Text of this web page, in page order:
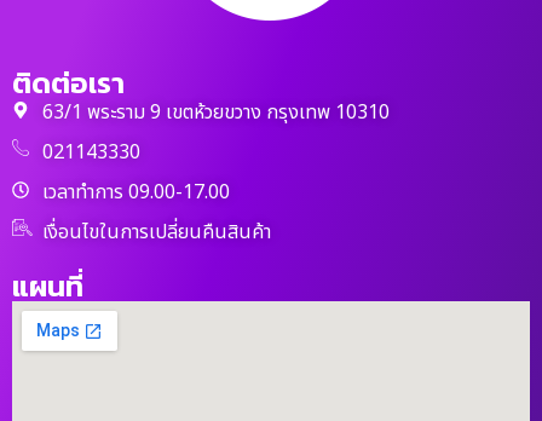
ติดต่อเรา
63/1 พระราม 9 เขตห้วยขวาง กรุงเทพ 10310
021143330
เวลาทำการ 09.00-17.00
เงื่อนไขในการเปลี่ยนคืนสินค้า
แผนที่